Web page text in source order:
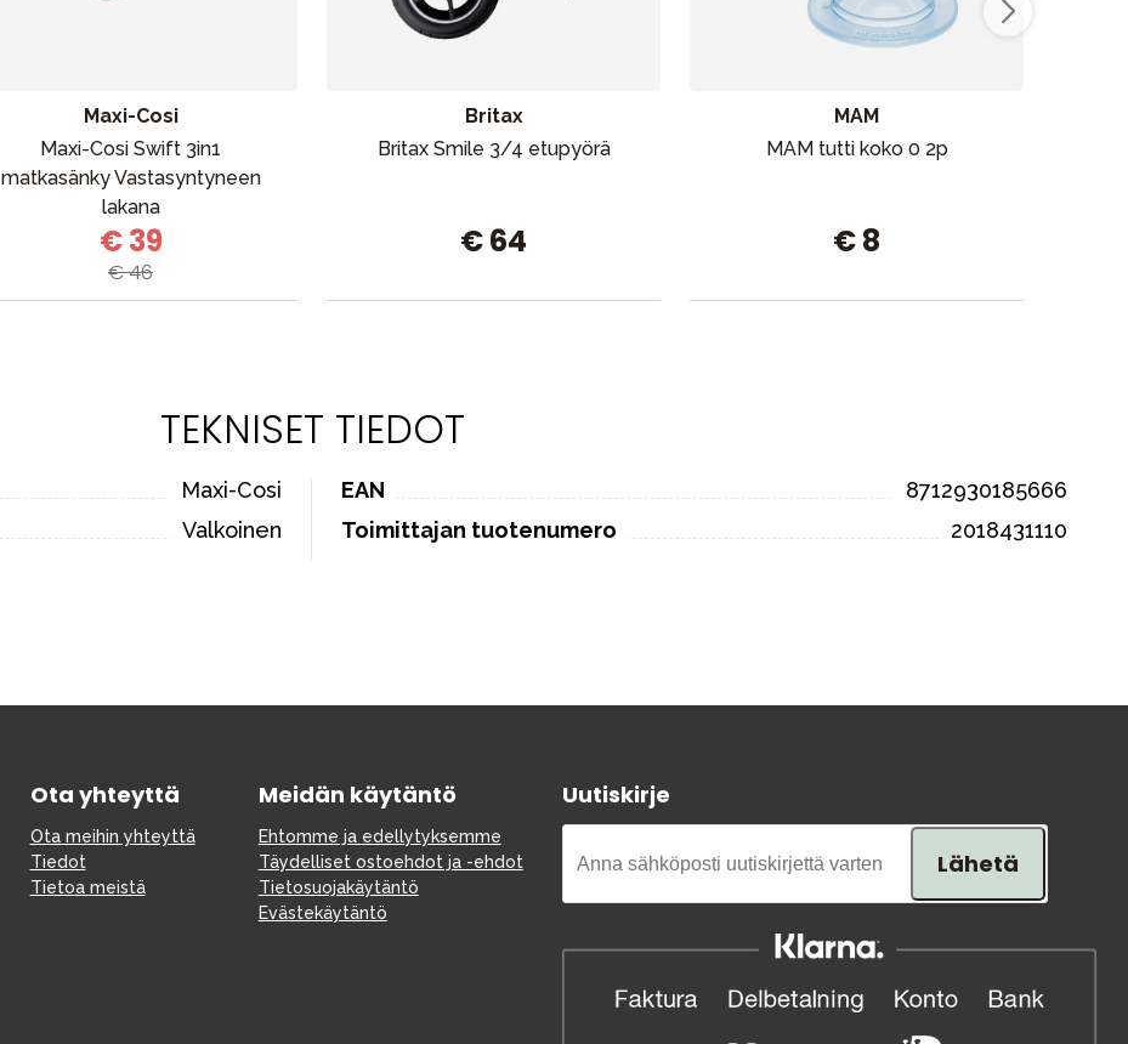
Maxi-Cosi
Maxi-Cosi Swift 3in1
matkasänky Vastasyntyneen
lakana
€ 39
€ 46
Britax
Britax Smile 3/4 etupyörä
€ 64
MAM
MAM tutti koko 0 2p
€ 8
TEKNISET TIEDOT
Maxi-Cosi
Valkoinen
EAN
8712930185666
Toimittajan tuotenumero
2018431110
Ota yhteyttä
Ota meihin yhteyttä
Tiedot
Tietoa meistä
Meidän käytäntö
Ehtomme ja edellytyksemme
Täydelliset ostoehdot ja -ehdot
Tietosuojakäytäntö
Evästekäytäntö
Uutiskirje
Lähetä